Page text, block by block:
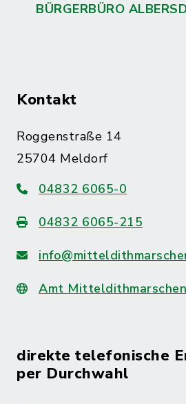
BÜRGERBÜRO
Kontakt
Roggenstraße 14
25704 Meldorf
04832 6065-0
04832 6065-215
Amt Mitteldithmarschen
direkte telefonische
per Durchwahl